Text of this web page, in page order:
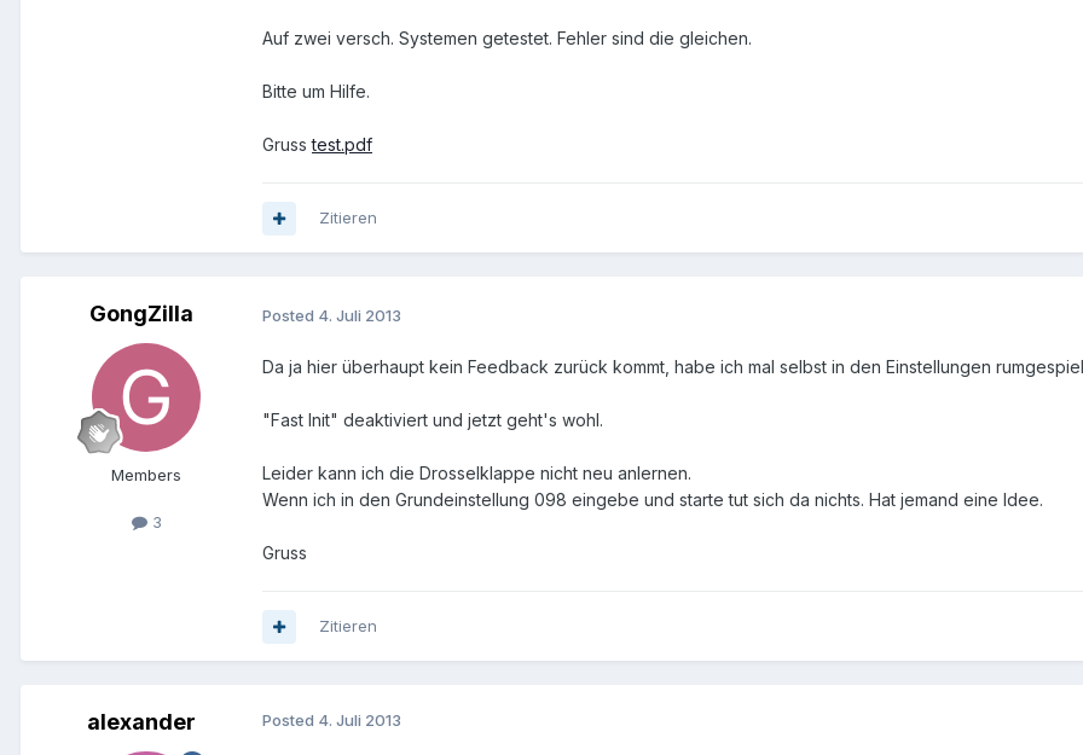
Auf zwei versch. Systemen getestet. Fehler sind die gleichen.
Bitte um Hilfe.
Grusstest.pdf
Zitieren
GongZilla
Members
3
Posted 4. Juli 2013
Da ja hier überhaupt kein Feedback zurück kommt, habe ich mal selbst in den Einstellungen
"Fast Init" deaktiviert und jetzt geht's wohl.
Leider kann ich die Drosselklappe nicht neu anlernen.
Wenn ich in den Grundeinstellung 098 eingebe und starte tut sich da nichts. Hat jemand eine Idee.
Gruss
Zitieren
alexander Posted 4. Juli 2013